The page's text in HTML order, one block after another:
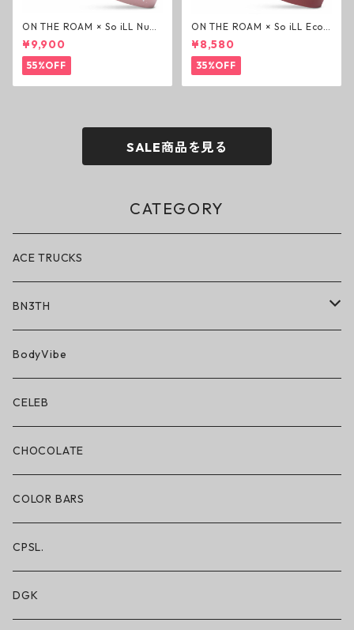
ON THE ROAM × So iLL Nubu
ck Wino ライフスタイルシュ
ーズ ダーティーピンク オンザ
ローム ジェイソンモモア OTR
スニーカー
¥9,900
55%OFF
ON THE ROAM × So iLL Eco
Camo Wino ライフスタイル
シューズ カモ オンザローム ジ
ェイソンモモア OTR スニーカ
ー
¥8,580
35%OFF
SALE商品を見る
CATEGORY
ACE TRUCKS
BN3TH
BN3TH × ON THE ROAM
ボクサーブリーフ/ショート丈
ボクサーブリーフ/ロング丈
ショートパンツ/2 IN 1
レギンス/フルレングス10分丈
水着/スイムウェア
BodyVibe
CELEB
CHOCOLATE
COLOR BARS
CPSL.
DGK